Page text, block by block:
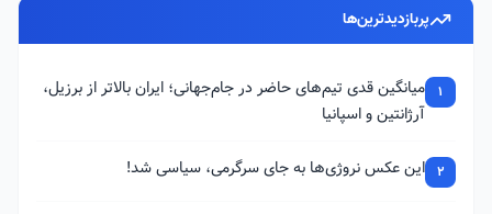
پربازدیدترین‌ها
1
میانگین قدی تیم‌های حاضر در جام‌جهانی؛ ایران بالاتر از برزیل،
آرژانتین و اسپانیا
2 این عکس نروژی‌ها به جای سرگرمی، سیاسی شد!